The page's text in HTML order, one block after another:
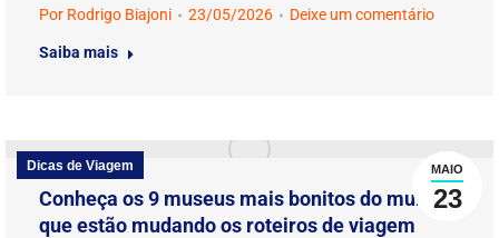
Por Rodrigo Biajoni 23/05/2026 Deixe um comentário
Saiba mais
MAIO
23
Dicas de Viagem
Conheça os 9 museus mais bonitos do mundo
que estão mudando os roteiros de viagem